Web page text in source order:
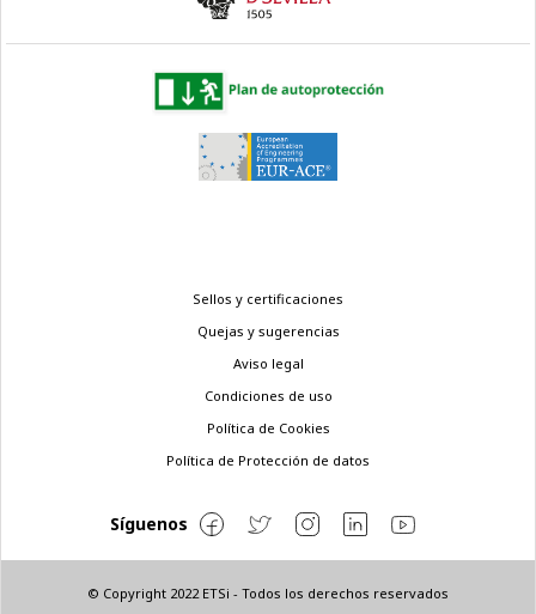
© Copyright 2022 ETSi - Todos los derechos reservados
Sellos y certificaciones
Quejas y sugerencias
Aviso legal
Condiciones de uso
Política de Cookies
Política de Protección de datos
Síguenos